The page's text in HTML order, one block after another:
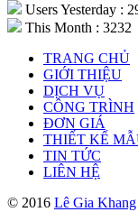
Users Yesterday :
This Month : 3232
TRANG CHỦ
GIỚI THIỆU
DỊCH VỤ
CÔNG TRÌNH
ĐƠN GIÁ
THIẾT KẾ
TIN TỨC
LIÊN HỆ
© 2016 Lê Gia Khang